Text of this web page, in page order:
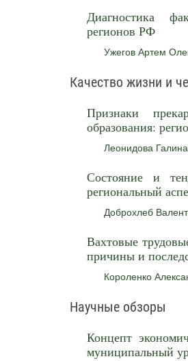
Диагностика
регионов РФ
Ужегов Артем
Качество жизни и
Признаки
образования:
Леонидова
Состояние и
региональный
Доброхлеб
Вахтовые
причины и
Короленко
Научные обзоры
Концепт
муниципальный